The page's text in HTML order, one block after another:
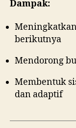
Dampak:
berikutnya
Mendorong
Membentuk
dan adaptif